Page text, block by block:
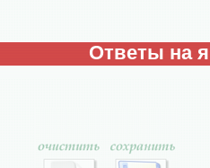
Ответы на